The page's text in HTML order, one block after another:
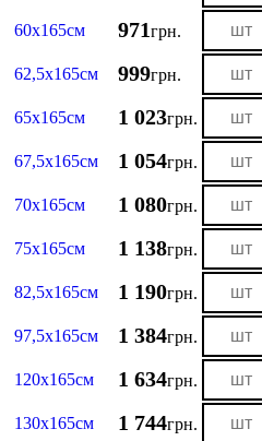
60х165см 971грн.
62,5х165см 999грн.
65х165см 1 023грн.
67,5х165см 1 054грн.
70х165см 1 080грн.
75х165см 1 138грн.
82,5х165см 1 190грн.
97,5х165см 1 384грн.
120х165см 1 634грн.
130х165см 1 744грн.